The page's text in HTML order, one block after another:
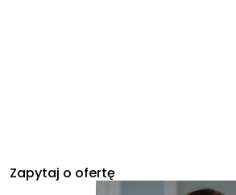
Zapytaj o ofertę